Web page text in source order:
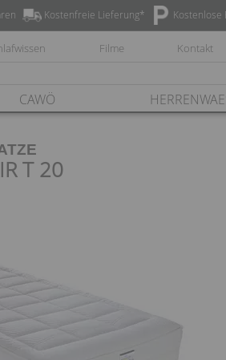
Kostenlose
Kostenfreie Lieferung*
Filme Kontakt
CAWÖ
T 20